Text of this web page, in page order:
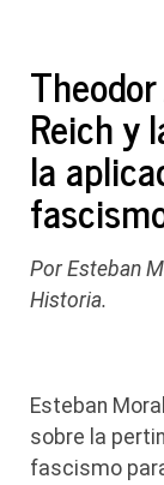
Reich y
la
Por Esteban
Historia.
Esteban
sobre la
fascismo